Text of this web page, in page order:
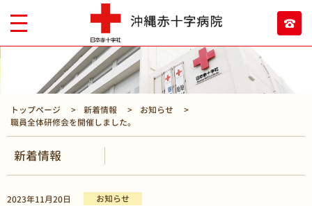
トップページ 新着情報
お知らせ
職員全体研修会を開催しました。
新着情報
2023年11月20日 お知らせ